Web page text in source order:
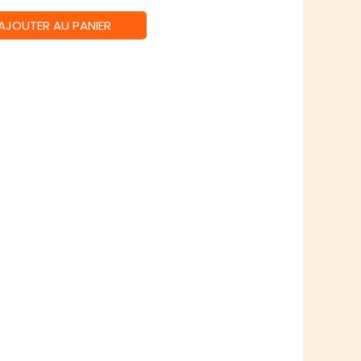
AU PANIER